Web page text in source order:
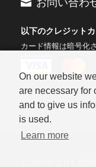
以下のクレジット
カード情報は暗号化さ
COPYRIGHT
On our website
are necessary for
and to give us
is used.
Learn more